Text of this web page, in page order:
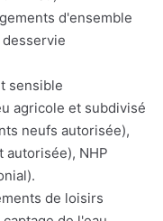
d'ensemble
sensible
agricole et subdivisé
neufs autorisée),
autorisée), NHP
de loisirs